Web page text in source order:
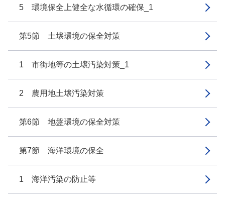
5 環境保全上健全な水循環の確保_1
第5節 土壌環境の保全対策
1 市街地等の土壌汚染対策_1
2 農用地土壌汚染対策
第6節 地盤環境の保全対策
第7節 海洋環境の保全
1 海洋汚染の防止等